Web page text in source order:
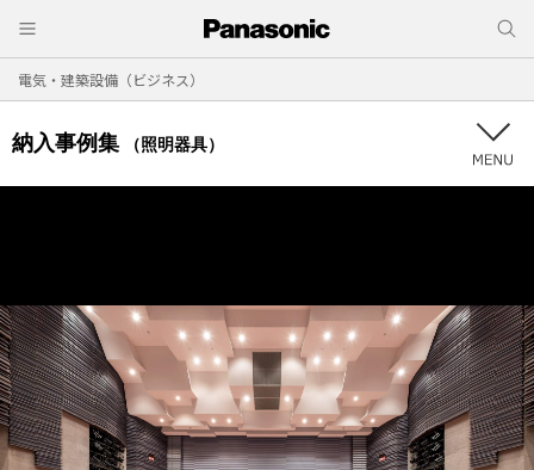
電気・建築設備（ビジネス）
納入事例集 （照明器具）